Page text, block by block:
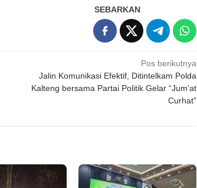
SEBARKAN
Pos berikutnya
Jalin Komunikasi Efektif, Ditintelkam Polda
Kalteng bersama Partai Politik Gelar “Jum’at
Curhat”